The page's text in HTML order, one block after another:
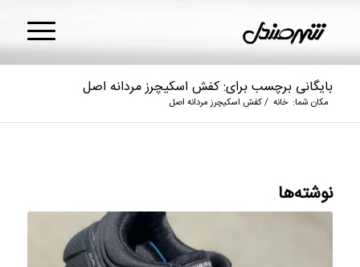
بایگانی برچسب برای: کفش اسکیچرز مردانه اصل
مکان شما: خانه /کفش اسکیچرز مردانه اصل
نوشته‌ها